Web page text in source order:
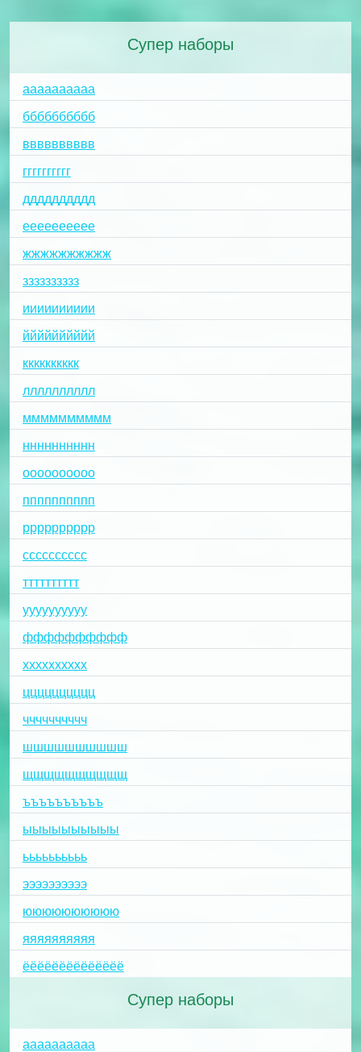
Супер наборы
аааааааааа
бббббббббб
вввввввввв
гггггггггг
дддддддддд
ееееееееее
жжжжжжжжжж
зззззззззз
ииииииииии
йййййййййй
кккккккккк
лллллллллл
мммммммммм
нннннннннн
оооооооооо
пппппппппп
рррррррррр
сссссссссс
тттттттттт
уууууууууу
фффффффффф
хххххххххх
цццццццццц
чччччччччч
шшшшшшшшшш
щщщщщщщщщщ
ъъъъъъъъъъ
ыыыыыыыыыы
ьььььььььь
ээээээээээ
юююююююююю
яяяяяяяяяя
ёёёёёёёёёёёёёё
Супер наборы
aaaaaaaaaa